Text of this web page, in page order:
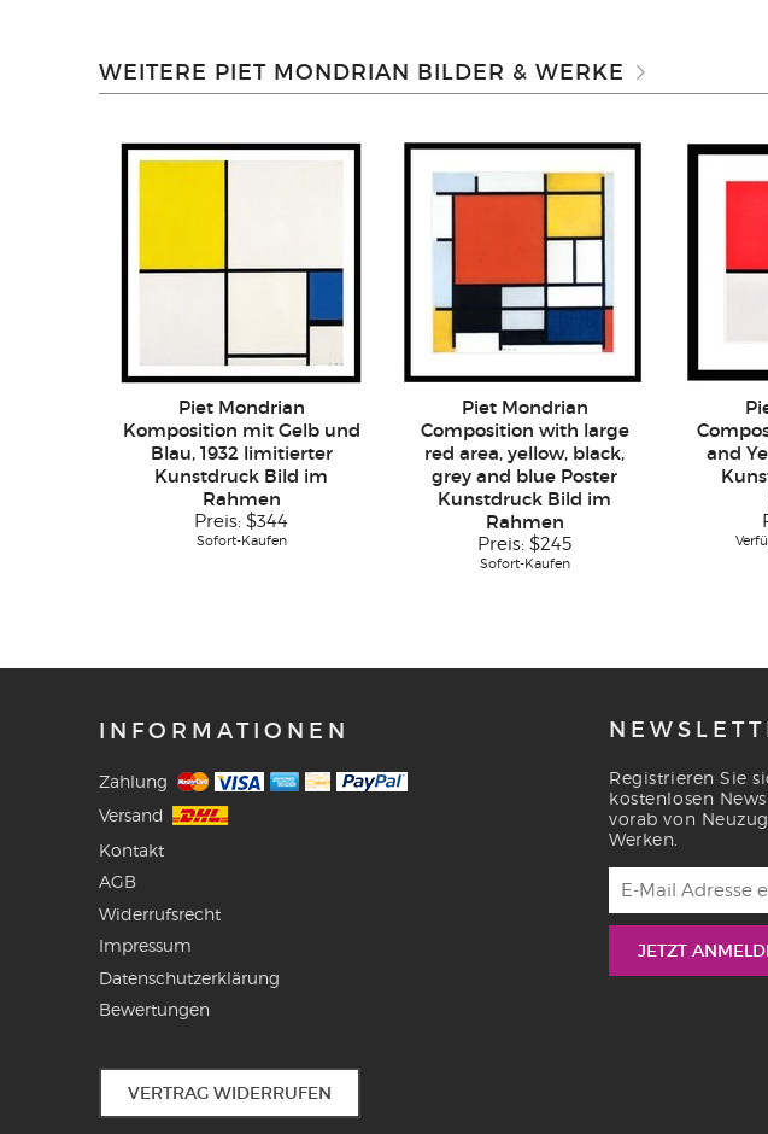
WEITERE PIET MONDRIAN BILDER & WERKE
Piet Mondrian
Komposition mit Gelb und
Blau, 1932 limitierter
Kunstdruck Bild im
Rahmen
Preis: $344
Sofort-Kaufen
Piet Mondrian
Composition with large
red area, yellow, black,
grey and blue Poster
Kunstdruck Bild im
Rahmen
Preis: $245
Sofort-Kaufen
and
INFORMATIONEN
Zahlung
Versand
Kontakt
AGB
Widerrufsrecht
Impressum
Datenschutzerklärung
Bewertungen
VERTRAG WIDERRUFEN
Registrieren Sie
kostenlosen
vorab von
Werken.